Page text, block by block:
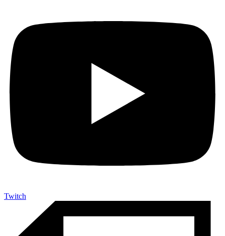
Twitch